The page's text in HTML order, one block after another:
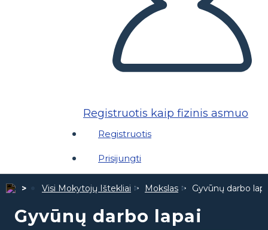
Registruotis kaip fizinis asmuo
Registruotis
Prisijungti
Visi Mokytojų Ištekliai Mokslas Gyvūnų darbo
Gyvūnų darbo lapai